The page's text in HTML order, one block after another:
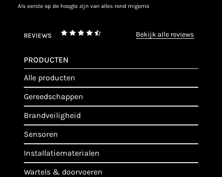
als eerste op de hoogte zijn van alles rond migomo
REVIEWS bekijk alle reviews
PRODUCTEN
alle producten
gereedschappen
brandveiligheid
sensoren
installatiematerialen
wartels & doorvoeren